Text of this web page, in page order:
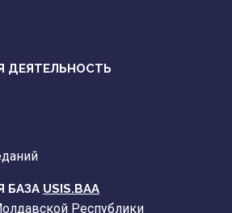
ДЕЯТЕЛЬНОСТЬ
БАЗА USIS.BAA
Республики